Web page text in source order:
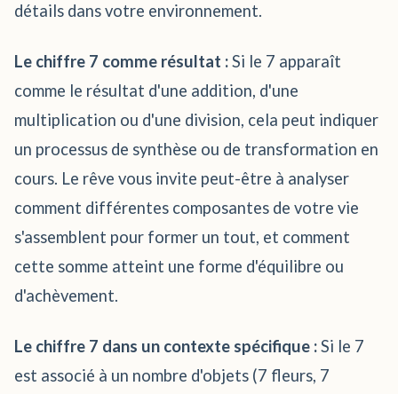
détails dans votre environnement.
Le chiffre 7 comme résultat :Si le 7 apparaît
comme le résultat d'une addition, d'une
multiplication ou d'une division, cela peut indiquer
un processus de synthèse ou de transformation en
cours. Le rêve vous invite peut-être à analyser
comment différentes composantes de votre vie
s'assemblent pour former un tout, et comment
cette somme atteint une forme d'équilibre ou
d'achèvement.
Le chiffre 7 dans un contexte spécifique :Si le 7
est associé à un nombre d'objets (7 fleurs, 7